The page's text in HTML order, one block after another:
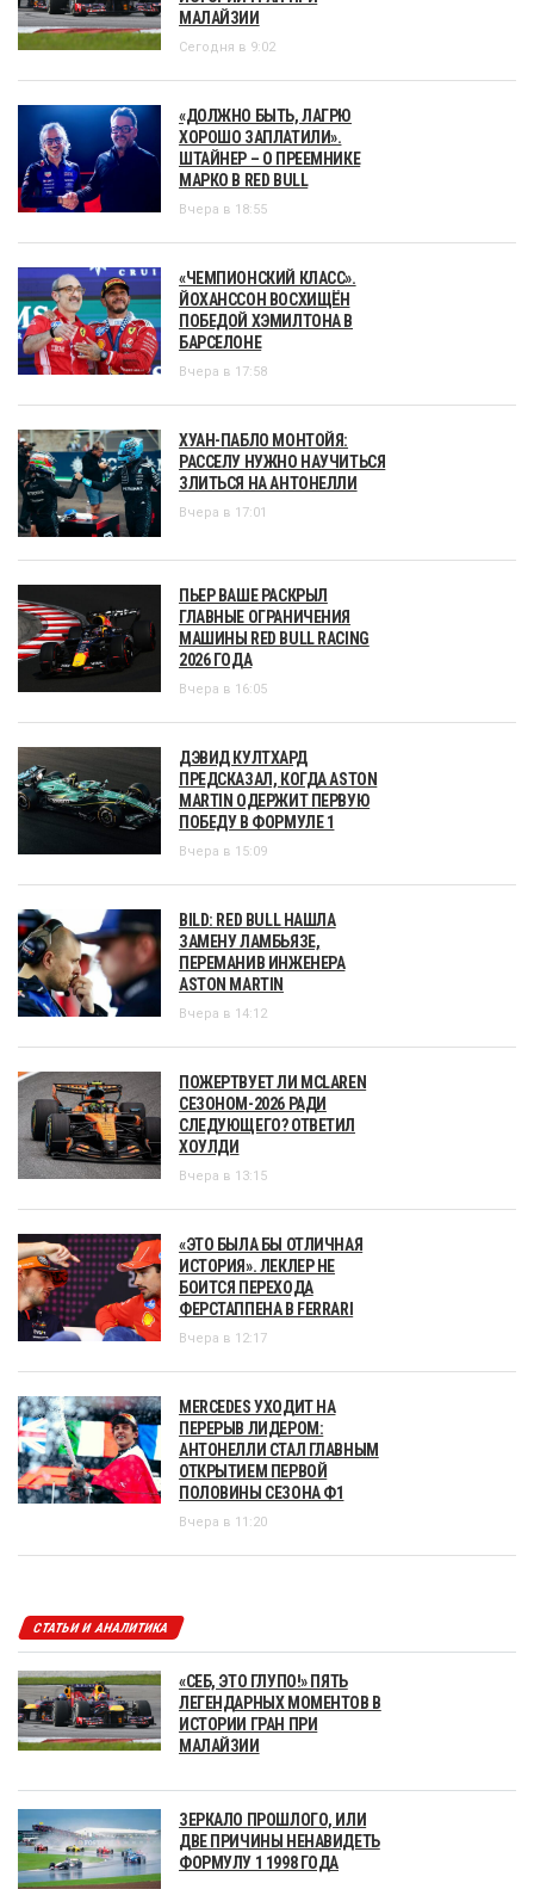
МАЛАЙЗИИ
Сегодня в 9:02
«ДОЛЖНО БЫТЬ, ЛАГРЮ
ХОРОШО ЗАПЛАТИЛИ».
ШТАЙНЕР – О ПРЕЕМНИКЕ
МАРКО В RED BULL
Вчера в 18:55
«ЧЕМПИОНСКИЙ КЛАСС».
ЙОХАНССОН ВОСХИЩЁН
ПОБЕДОЙ ХЭМИЛТОНА В
БАРСЕЛОНЕ
Вчера в 17:58
ХУАН-ПАБЛО МОНТОЙЯ:
РАССЕЛУ НУЖНО НАУЧИТЬСЯ
ЗЛИТЬСЯ НА АНТОНЕЛЛИ
Вчера в 17:01
ПЬЕР ВАШЕ РАСКРЫЛ
ГЛАВНЫЕ ОГРАНИЧЕНИЯ
МАШИНЫ RED BULL RACING
2026 ГОДА
Вчера в 16:05
ДЭВИД КУЛТХАРД
ПРЕДСКАЗАЛ, КОГДА ASTON
MARTIN ОДЕРЖИТ ПЕРВУЮ
ПОБЕДУ В ФОРМУЛЕ 1
Вчера в 15:09
BILD: RED BULL НАШЛА
ЗАМЕНУ ЛАМБЬЯЗЕ,
ПЕРЕМАНИВ ИНЖЕНЕРА
ASTON MARTIN
Вчера в 14:12
ПОЖЕРТВУЕТ ЛИ MCLAREN
СЕЗОНОМ-2026 РАДИ
СЛЕДУЮЩЕГО? ОТВЕТИЛ
ХОУЛДИ
Вчера в 13:15
«ЭТО БЫЛА БЫ ОТЛИЧНАЯ
ИСТОРИЯ». ЛЕКЛЕР НЕ
БОИТСЯ ПЕРЕХОДА
ФЕРСТАППЕНА В FERRARI
Вчера в 12:17
MERCEDES УХОДИТ НА
ПЕРЕРЫВ ЛИДЕРОМ:
АНТОНЕЛЛИ СТАЛ ГЛАВНЫМ
ОТКРЫТИЕМ ПЕРВОЙ
ПОЛОВИНЫ СЕЗОНА Ф1
Вчера в 11:20
СТАТЬИ И АНАЛИТИКА
«СЕБ, ЭТО ГЛУПО!» ПЯТЬ
ЛЕГЕНДАРНЫХ МОМЕНТОВ В
ИСТОРИИ ГРАН ПРИ
МАЛАЙЗИИ
ЗЕРКАЛО ПРОШЛОГО, ИЛИ
ДВЕ ПРИЧИНЫ НЕНАВИДЕТЬ
ФОРМУЛУ 1 1998 ГОДА